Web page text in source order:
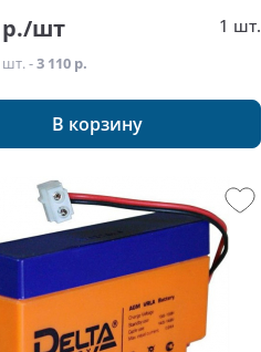
р./шт 1 шт.
шт. -3 110 р.
В корзину